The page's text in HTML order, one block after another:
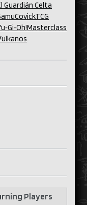
Guardián Celta
Players